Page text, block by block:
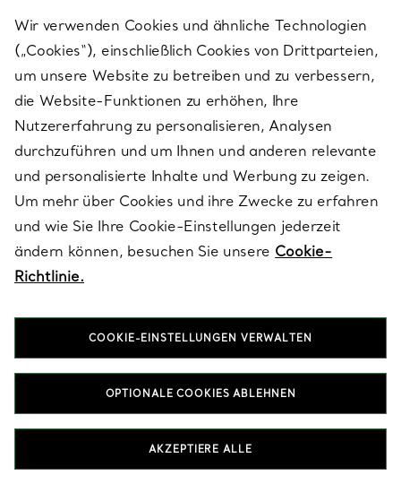
Halskette mit
Herzanhänger und
Knebelverschluss in Silber
€ 1.350
MEHR ANSEHEN
ZURÜCK ZUM SEITENANFANG
Wir verwenden Cookies und ähnliche Technologien
(„Cookies“), einschließlich Cookies von Drittparteien,
um unsere Website zu betreiben und zu verbessern,
die Website-Funktionen zu erhöhen, Ihre
Nutzererfahrung zu personalisieren, Analysen
durchzuführen und um Ihnen und anderen relevante
und personalisierte Inhalte und Werbung zu zeigen.
Um mehr über Cookies und ihre Zwecke zu erfahren
und wie Sie Ihre Cookie-Einstellungen jederzeit
ändern können, besuchen Sie unsere Cookie-
Richtlinie.
COOKIE-EINSTELLUNGEN VERWALTEN
OPTIONALE COOKIES ABLEHNEN
AKZEPTIERE ALLE